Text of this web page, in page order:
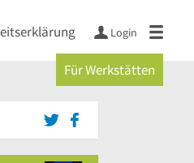
Login
Für Werkstätten